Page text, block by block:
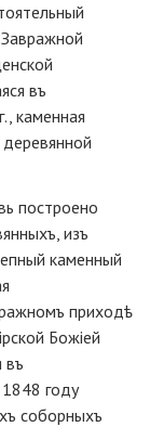
въ
каменная
построено
изъ
каменный
приходѣ
Божіей
въ
году
соборныхъ